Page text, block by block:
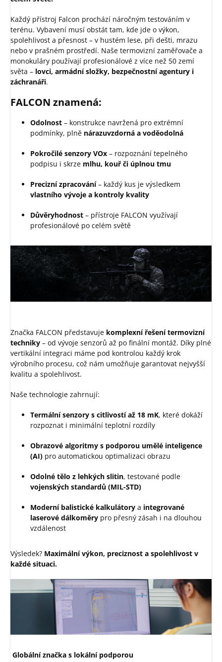
Každý přístroj Falcon prochází náročným testováním v
terénu. Vybavení musí obstát tam, kde jde o výkon,
spolehlivost a přesnost – v hustém lese, při dešti, mrazu
nebo v prašném prostředí. Naše termovizní zaměřovače a
monokuláry používají profesionálové z více než 50 zemí
světa – lovci, armádní složky, bezpečnostní agentury i
záchranáři.
FALCON znamená:
Odolnost – konstrukce navržená pro extrémní
podmínky, plně nárazuvzdorná a voděodolná
Pokročilé senzory VOx – rozpoznání tepelného
podpisu i skrze mlhu, kouř či úplnou tmu
Precizní zpracování– každý kus je výsledkem
vlastního vývoje a kontroly kvality
Důvěryhodnost – přístroje FALCON využívají
profesionálové po celém světě
Značka FALCON představuje komplexní řešení termovizní
techniky – od vývoje senzorů až po finální montáž. Díky plné
vertikální integraci máme pod kontrolou každý krok
výrobního procesu, což nám umožňuje garantovat nejvyšší
kvalitu a spolehlivost.
Naše technologie zahrnují:
Termální senzory s citlivostí až 18 mK, které dokáží
rozpoznat i minimální teplotní rozdíly
Obrazové algoritmy s podporou umělé inteligence
(AI) pro automatickou optimalizaci obrazu
Odolné tělo z lehkých slitin, testované podle
vojenských standardů (MIL-STD)
Moderní balistické kalkulátory a integrované
laserové dálkoměry pro přesný zásah i na dlouhou
vzdálenost
Výsledek? Maximální výkon, preciznost a spolehlivost v
každé situaci.
Globální značka s lokální podporou